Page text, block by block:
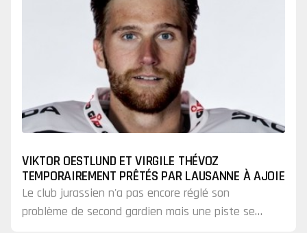
VIKTOR OESTLUND ET VIRGILE THÉVOZ
TEMPORAIREMENT PRÊTÉS PAR LAUSANNE À AJOIE
Le club jurassien n'a pas encore réglé son
problème de second gardien mais une piste se